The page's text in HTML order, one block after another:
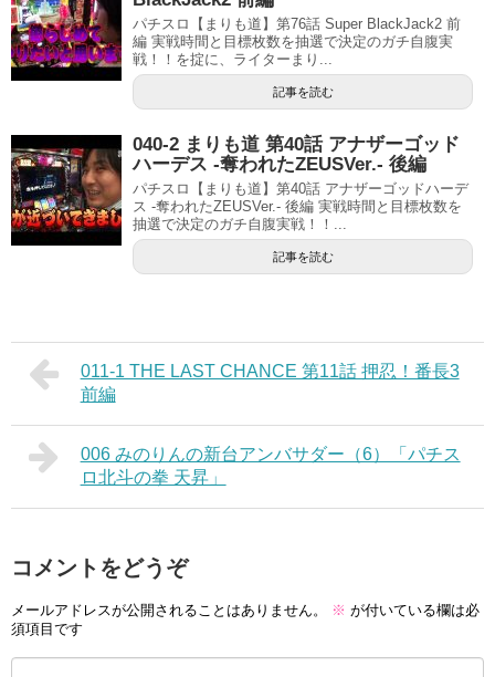
パチスロ【まりも道】第76話 Super BlackJack2 前
編 実戦時間と目標枚数を抽選で決定のガチ自腹実
戦！！を掟に、ライターまり...
記事を読む
040-2 まりも道 第40話 アナザーゴッド
ハーデス -奪われたZEUSVer.- 後編
パチスロ【まりも道】第40話 アナザーゴッドハーデ
ス -奪われたZEUSVer.- 後編 実戦時間と目標枚数を
抽選で決定のガチ自腹実戦！！...
記事を読む
011-1 THE LAST CHANCE 第11話 押忍！番長3
前編
006 みのりんの新台アンバサダー（6）「パチス
ロ北斗の拳 天昇」
コメントをどうぞ
メールアドレスが公開されることはありません。 ※ が付いている欄は必
須項目です